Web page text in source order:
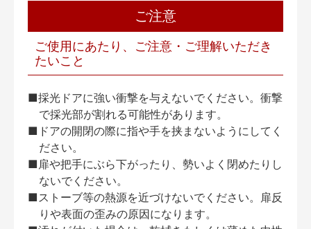
ご注意
ご使用にあたり、ご注意・ご理解いただき
たいこと
■採光ドアに強い衝撃を与えないでください。衝撃
で採光部が割れる可能性があります。
■ドアの開閉の際に指や手を挟まないようにしてく
ださい。
■扉や把手にぶら下がったり、勢いよく閉めたりし
ないでください。
■ストーブ等の熱源を近づけないでください。扉反
りや表面の歪みの原因になります。